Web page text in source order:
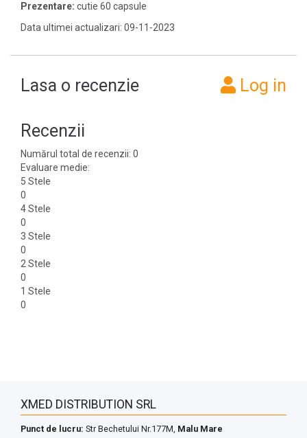
Prezentare: cutie 60 capsule
Data ultimei actualizari: 09-11-2023
Lasa o recenzie Log in
Recenzii
Numărul total de recenzii: 0
Evaluare medie:
5 Stele
0
4 Stele
0
3 Stele
0
2 Stele
0
1 Stele
0
XMED DISTRIBUTION SRL
Punct de lucru: Str Bechetului Nr.177M, Malu Mare